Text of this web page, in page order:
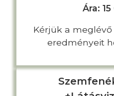
Ára:
Kérjük a
eredményeit